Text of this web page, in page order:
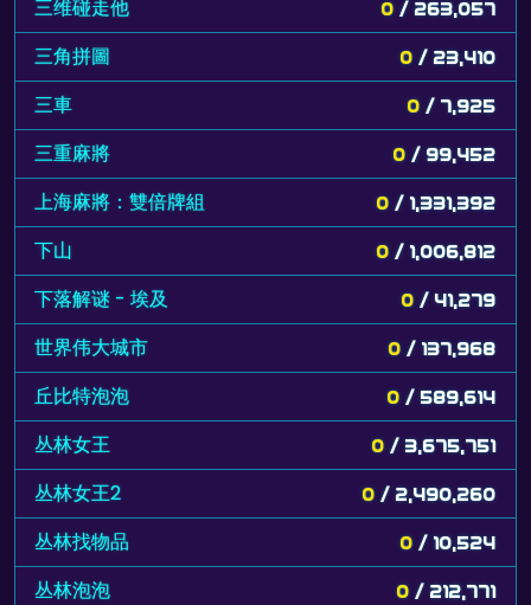
三维碰走他 0 / 263,057
三角拼圖 0 / 23,410
三車 0 / 7,925
三重麻將 0 / 99,452
上海麻將：雙倍牌組 0 / 1,331,392
下山 0 / 1,006,812
下落解谜 - 埃及 0 / 41,279
世界伟大城市 0 / 137,968
丘比特泡泡 0 / 589,614
丛林女王 0 / 3,675,751
丛林女王2 0 / 2,490,260
丛林找物品 0 / 10,524
丛林泡泡 0 / 212,771